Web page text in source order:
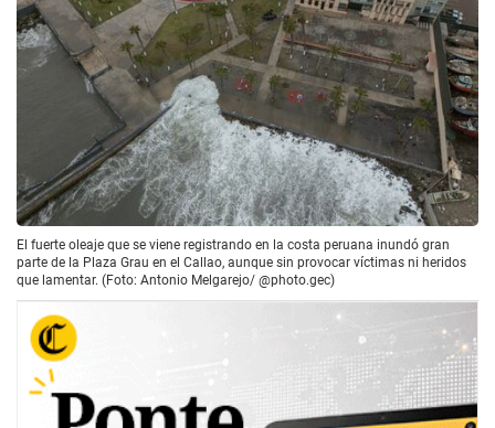
El fuerte oleaje que se viene registrando en la costa peruana inundó gran
parte de la Plaza Grau en el Callao, aunque sin provocar víctimas ni heridos
que lamentar. (Foto: Antonio Melgarejo/ @photo.gec)